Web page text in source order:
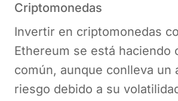
Criptomonedas
Invertir en criptomonedas
Ethereum se está haciendo
común, aunque conlleva un
riesgo debido a su